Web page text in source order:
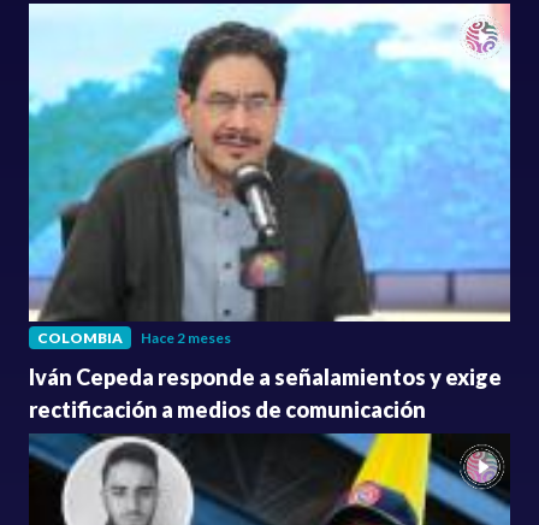
COLOMBIA Hace 2 meses
Iván Cepeda responde a señalamientos y exige
rectificación a medios de comunicación